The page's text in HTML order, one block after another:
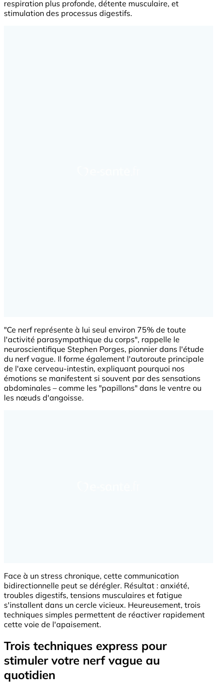
respiration plus profonde, détente musculaire, et
stimulation des processus digestifs.
"Ce nerf représente à lui seul environ 75% de toute
l'activité parasympathique du corps", rappelle le
neuroscientifique Stephen Porges, pionnier dans l'étude
du nerf vague. Il forme également l'autoroute principale
de l'axe cerveau-intestin, expliquant pourquoi nos
émotions se manifestent si souvent par des sensations
abdominales – comme les "papillons" dans le ventre ou
les nœuds d'angoisse.
Face à un stress chronique, cette communication
bidirectionnelle peut se dérégler. Résultat : anxiété,
troubles digestifs, tensions musculaires et fatigue
s'installent dans un cercle vicieux. Heureusement, trois
techniques simples permettent de réactiver rapidement
cette voie de l'apaisement.
Trois techniques express pour
stimuler votre nerf vague au
quotidien